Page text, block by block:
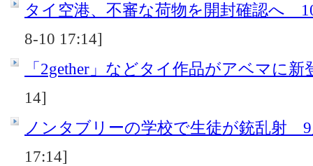
タイ空港、不審な荷物を開封確認へ
8-10 17:14]
「2gether」などタイ作品がアベマに新
14]
ノンタブリーの学校で生徒が銃乱射
17:14]